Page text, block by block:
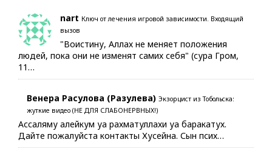
nart Ключ от лечения игровой зависимости. Входящий
вызов
"Воистину, Аллах не меняет положения
людей, пока они не изменят самих себя" (сура Гром,
11…
Венера Расулова (Разулева) Экзорцист из Тобольска:
жуткие видео (НЕ ДЛЯ СЛАБОНЕРВНЫХ!)
Ассаляму алейкум уа рахматуллахи уа баракатух.
Дайте пожалуйста контакты Хусейна. Сын псих…